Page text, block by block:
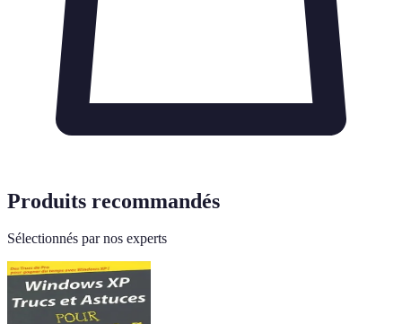
Produits recommandés
Sélectionnés par nos experts